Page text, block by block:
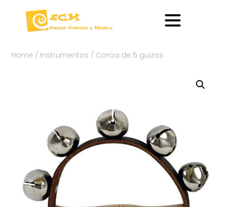
Home / Instrumentos / Coroa de 5 guizos